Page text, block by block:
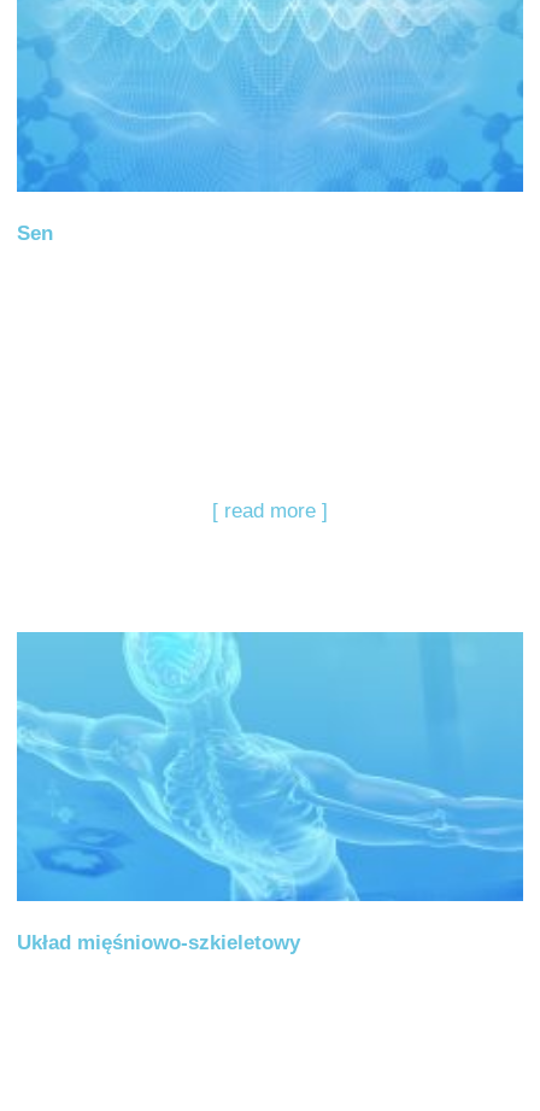
Sen
[ read more ]
Układ mięśniowo-szkieletowy